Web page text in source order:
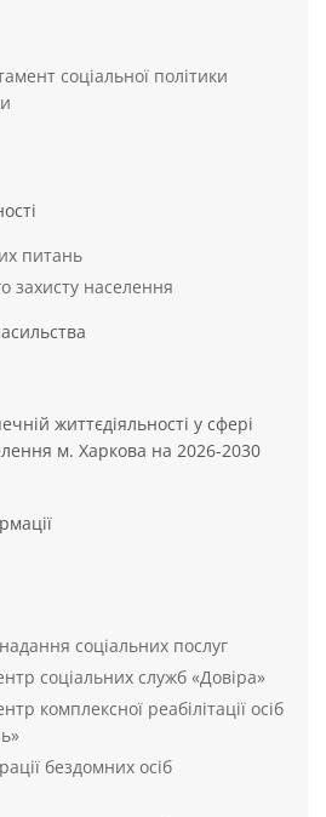
соціальної політики
питань
захисту населення
життєдіяльності у сфері
м. Харкова на 2026-2030
соціальних послуг
соціальних служб «Довіра»
комплексної реабілітації осіб
бездомних осіб